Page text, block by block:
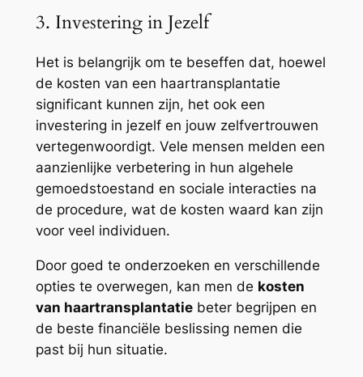
3. Investering in Jezelf
Het is belangrijk om te beseffen dat, hoewel
de kosten van een haartransplantatie
significant kunnen zijn, het ook een
investering in jezelf en jouw zelfvertrouwen
vertegenwoordigt. Vele mensen melden een
aanzienlijke verbetering in hun algehele
gemoedstoestand en sociale interacties na
de procedure, wat de kosten waard kan zijn
voor veel individuen.
Door goed te onderzoeken en verschillende
opties te overwegen, kan men de kosten
van haartransplantatiebeter begrijpen en
de beste financiële beslissing nemen die
past bij hun situatie.